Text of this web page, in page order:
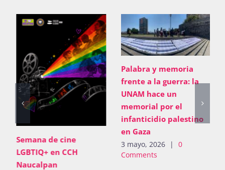
Semana de cine
LGBTIQ+ en CCH
Naucalpan
Palabra y memoria
frente a la guerra: la
UNAM hace un
memorial por el
infanticidio palestino
en Gaza
3 mayo, 2026 |
0
Comments